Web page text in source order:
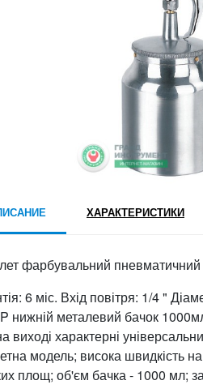
ХАРАКТЕРИСТИКИ
фарбувальний
6 міс. Вхід повітря: 1/4 "
нижній металевий бачок
виході характерні
модель; висока швидкість
площ; об'єм бачка - 1000 мл;